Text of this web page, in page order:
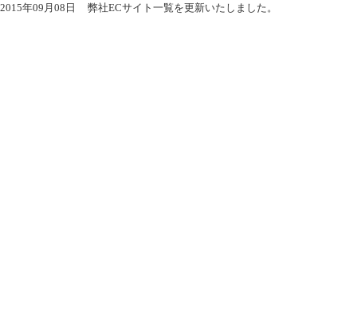
2015年09月08日 弊社ECサイト一覧を更新いたしました。